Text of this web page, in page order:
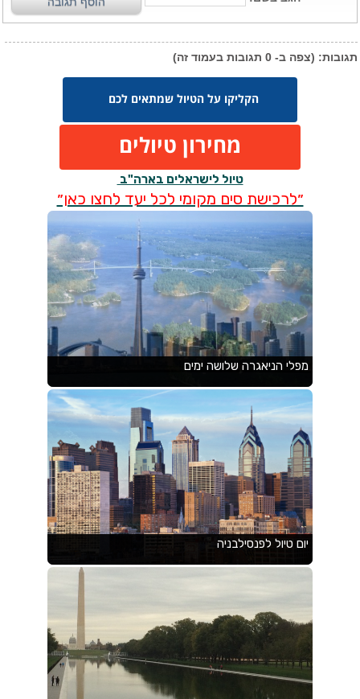
הקליקו על הטיול שמתאים לכם
טיול לישראלים בארה"ב
מחירון טיולים
״לרכישת סים מקומי לכל יעד לחצו כאן״